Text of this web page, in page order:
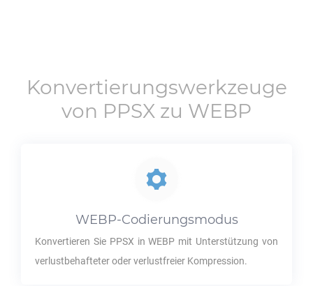
Konvertierungswerkzeuge
von PPSX zu WEBP
WEBP-Codierungsmodus
Konvertieren Sie PPSX inWEBP mit Unterstützung von
verlustbehafteter oder verlustfreier Kompression.